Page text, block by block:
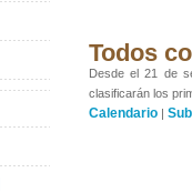
Todos
Desde el 21 de
clasificarán los
Calendario |